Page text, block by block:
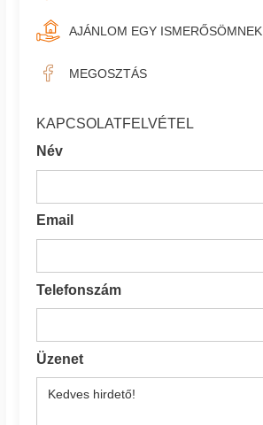
AJÁNLOM EGY ISMERŐSÖMNEK
MEGOSZTÁS
KAPCSOLATFELVÉTEL
Név
Email
Telefonszám
Üzenet